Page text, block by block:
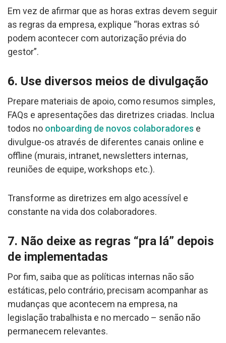
Em vez de afirmar que as horas extras devem seguir
as regras da empresa, explique “horas extras só
podem acontecer com autorização prévia do
gestor”.
6. Use diversos meios de divulgação
Prepare materiais de apoio, como resumos simples,
FAQs e apresentações das diretrizes criadas. Inclua
todos no onboarding de novos colaboradores e
divulgue-os através de diferentes canais online e
offline (murais, intranet, newsletters internas,
reuniões de equipe, workshops etc.).
Transforme as diretrizes em algo acessível e
constante na vida dos colaboradores.
7. Não deixe as regras “pra lá” depois
de implementadas
Por fim, saiba que as políticas internas não são
estáticas, pelo contrário, precisam acompanhar as
mudanças que acontecem na empresa, na
legislação trabalhista e no mercado – senão não
permanecem relevantes.